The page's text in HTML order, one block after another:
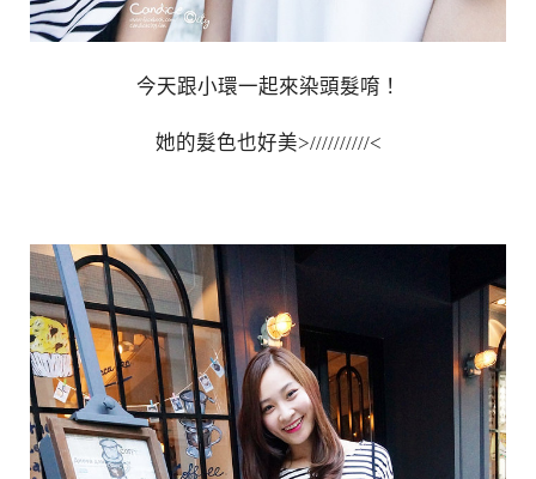
今天跟小環一起來染頭髮唷！
她的髮色也好美>//////////<